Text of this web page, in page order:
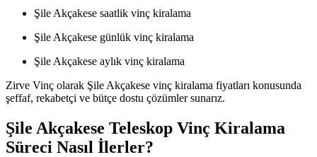
Şile Akçakese saatlik vinç kiralama
Şile Akçakese günlük vinç kiralama
Şile Akçakese aylık vinç kiralama
Zirve Vinç olarak Şile Akçakese vinç kiralama fiyatları konusunda
şeffaf, rekabetçi ve bütçe dostu çözümler sunarız.
Şile Akçakese Teleskop Vinç Kiralama
Süreci Nasıl İlerler?